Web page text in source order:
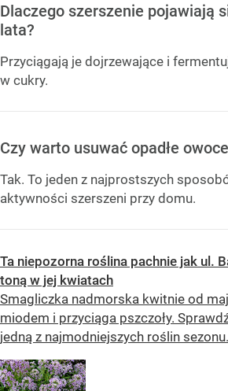
Dlaczego szerszenie pojawiają
lata?
Przyciągają je dojrzewające i
w cukry.
Czy warto usuwać opadłe
Tak. To jeden z najprostszych
aktywności szerszeni przy domu.
Ta niepozorna roślina pachnie jak ul.
toną w jej kwiatach
Smagliczka nadmorska kwitnie od
miodem i przyciąga pszczoły.
jedną z najmodniejszych roślin sezonu.